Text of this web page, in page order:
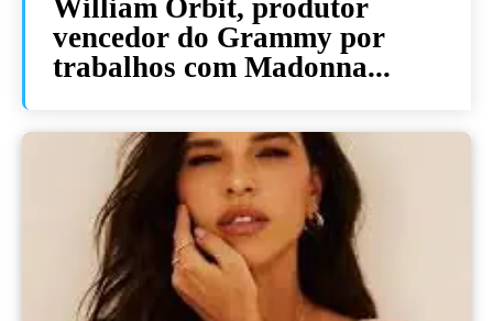
William Orbit, produtor
vencedor do Grammy por
trabalhos com Madonna...